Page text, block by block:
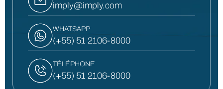
imply@imply.com
WHATSAPP
(+55) 51 2106-8000
TÉLÉPHONE
(+55) 51 2106-8000